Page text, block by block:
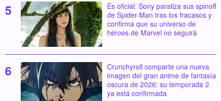
Es oficial: Sony paraliza sus spinoff
de Spider-Man tras los fracasos y
confirma que su universo de
héroes de Marvel no seguirá
Crunchyroll comparte una nueva
imagen del gran anime de fantasía
oscura de 2026: su temporada 2
ya está confirmada